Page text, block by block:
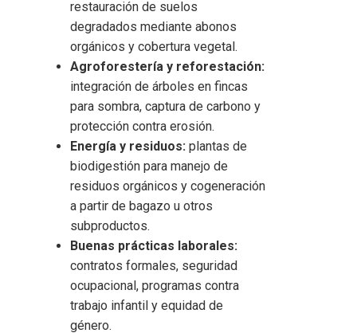
restauración de suelos
degradados mediante abonos
orgánicos y cobertura vegetal.
Agroforestería y reforestación:
integración de árboles en fincas
para sombra, captura de carbono y
protección contra erosión.
Energía y residuos: plantas de
biodigestión para manejo de
residuos orgánicos y cogeneración
a partir de bagazo u otros
subproductos.
Buenas prácticas laborales:
contratos formales, seguridad
ocupacional, programas contra
trabajo infantil y equidad de
género.